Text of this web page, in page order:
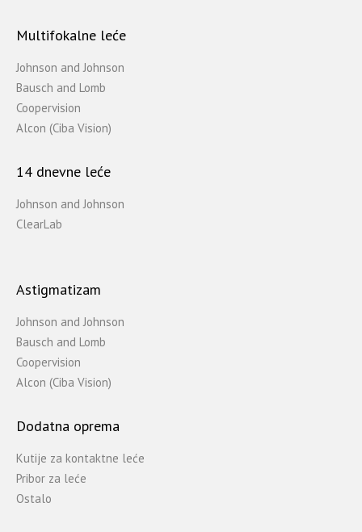
Multifokalne leće
Johnson and Johnson
Bausch and Lomb
Coopervision
Alcon (Ciba Vision)
14 dnevne leće
Johnson and Johnson
ClearLab
Astigmatizam
Johnson and Johnson
Bausch and Lomb
Coopervision
Alcon (Ciba Vision)
Dodatna oprema
Kutije za kontaktne leće
Pribor za leće
Ostalo